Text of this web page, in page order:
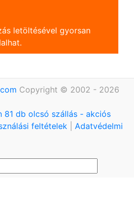
letöltésével gyorsan
Copyright © 2002 - 2026
db olcsó szállás - akciós
feltételek
Adatvédelmi